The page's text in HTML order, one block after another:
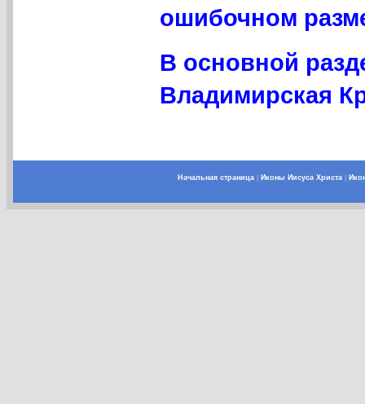
ошибочном
В основной
Владимирская
Начальная страница| Иконы Иисуса Христа|